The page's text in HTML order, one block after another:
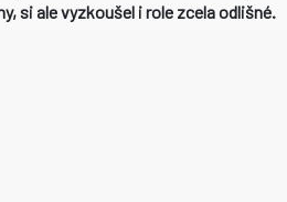
si ale vyzkoušel i role zcela odlišné.